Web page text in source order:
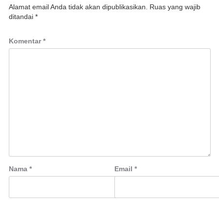
Alamat email Anda tidak akan dipublikasikan. Ruas yang wajib
ditandai *
Komentar*
Nama * Email *